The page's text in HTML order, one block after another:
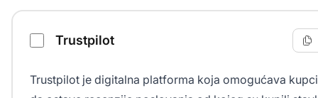
Direktoriji za podnošenje vaše startup checklist
Trustpilot
Trustpilot je digitalna platforma koja omogućava